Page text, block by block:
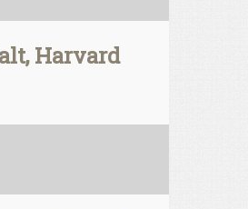
Harvard